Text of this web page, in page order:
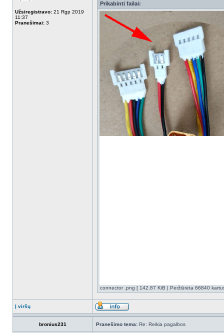
Užsiregistravo: 21 Rgp 2019
11:37
Pranešimai: 3
Prikabinti failai:
connector .png [ 142.87 KiB | Peržiūrėta 66840
Į viršų
bronius231 Pranešimo tema: Re: Reikia pagalbos